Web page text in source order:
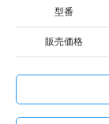
型番
販売価格